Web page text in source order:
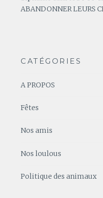
ABANDONNER LEURS
CATÉGORIES
A PROPOS
Fêtes
Nos amis
Nos loulous
Politique des animaux